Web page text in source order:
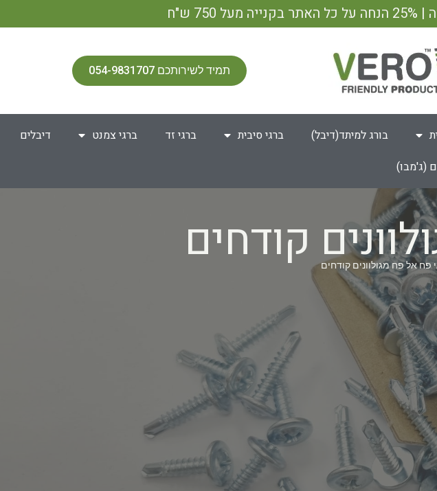
תמיד לשירותכם 054-9831707
בורג למיתד(דיבל) ברגי סיבית ברגי זד ברגי צמנט
דיבלים
(ג'מבו)
קודחים פח אל פח מגולוונים קודחים